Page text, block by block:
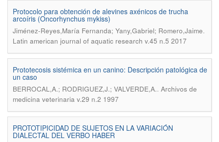
Protocolo para obtención de alevines axénicos de trucha
arcoíris (Oncorhynchus mykiss)
Jiménez-Reyes,María Fernanda; Yany,Gabriel; Romero,Jaime.
Latin american journal of aquatic research v.45 n.5 2017
Prototecosis sistémica en un canino: Descripción patológica de
un caso
BERROCAL,A.; RODRIGUEZ,J.; VALVERDE,A.. Archivos de
medicina veterinaria v.29 n.2 1997
PROTOTIPICIDAD DE SUJETOS EN LA VARIACIÓN
DIALECTAL DEL VERBO HABER